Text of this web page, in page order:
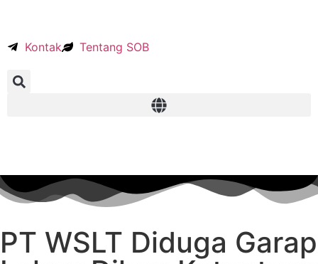
Kontak Tentang SOB
PT WSLT Diduga Garap